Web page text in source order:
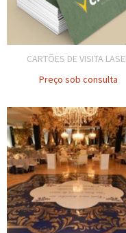
CARTÕES DE VISITA
Preço sob consulta